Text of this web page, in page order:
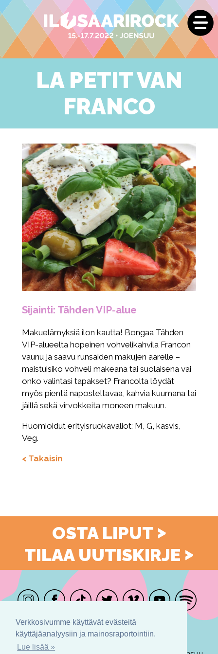
Verkkosivumme käyttävät evästeitä
käyttäjäanalyysiin ja mainosraportointiin.
Lue lisää »
LA PETIT VAN
FRANCO
Sijainti: Tähden VIP-alue
Makuelämyksiä ilon kautta! Bongaa Tähden
VIP-alueelta hopeinen vohvelikahvila Francon
vaunu ja saavu runsaiden makujen äärelle –
maistuisiko vohveli makeana tai suolaisena vai
onko valintasi tapakset? Francolta löydät
myös pientä naposteltavaa, kahvia kuumana tai
jäillä sekä virvokkeita moneen makuun.
Huomioidut erityisruokavaliot: M, G, kasvis,
Veg.
< Takaisin
OSTA LIPUT >
TILAA UUTISKIRJE >
@ilosaarirock